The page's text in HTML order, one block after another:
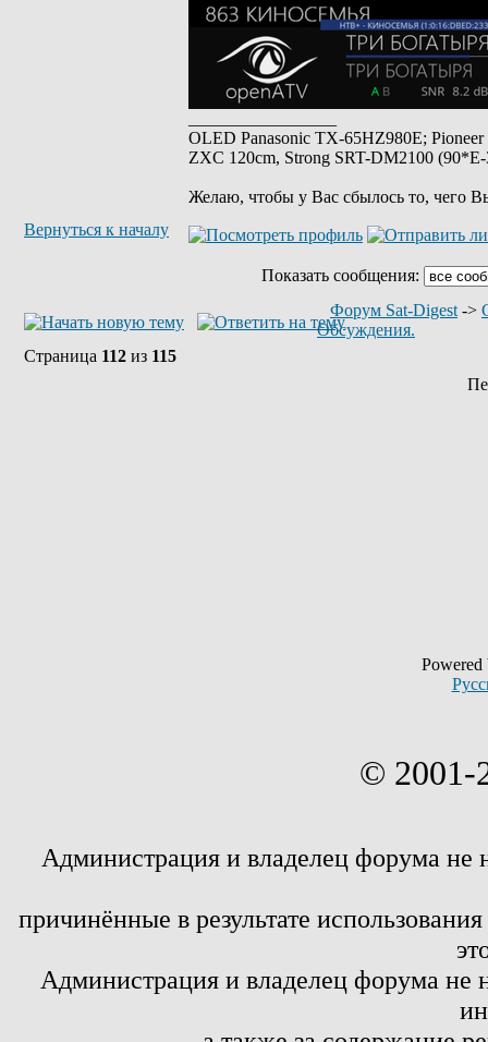
OLED Panasonic TX-65HZ980E;
ZXC 120cm, Strong SRT-DM2100
Желаю, чтобы у Вас сбылось то, чего
Вернуться к началу
Показать сообщения:
Форум Sat-Digest ->
Обсуждения.
Страница 112 из 115
© 2001-
Администрация и владелец форума не
причинённые в результате
Администрация и владелец форума не